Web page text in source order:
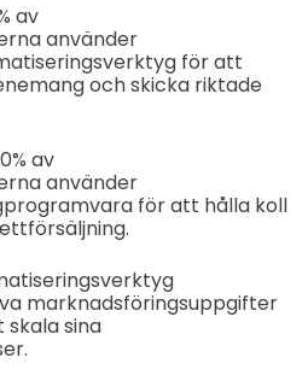
av
använder
för att
och skicka riktade
av
använder
för att hålla koll
marknadsföringsuppgifter
sina